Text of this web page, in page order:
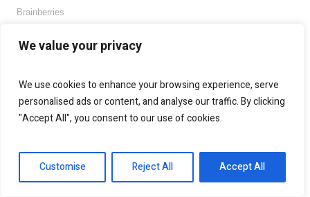
We value your privacy
We use cookies to enhance your browsing experience, serve
personalised ads or content, and analyse our traffic. By clicking
"Accept All", you consent to our use of cookies.
Customise Reject All Accept All